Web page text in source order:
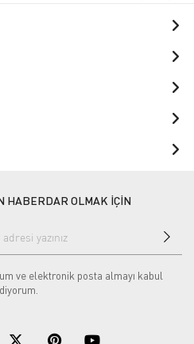
HABERDAR OLMAK İÇİN
ve elektronik posta almayı kabul